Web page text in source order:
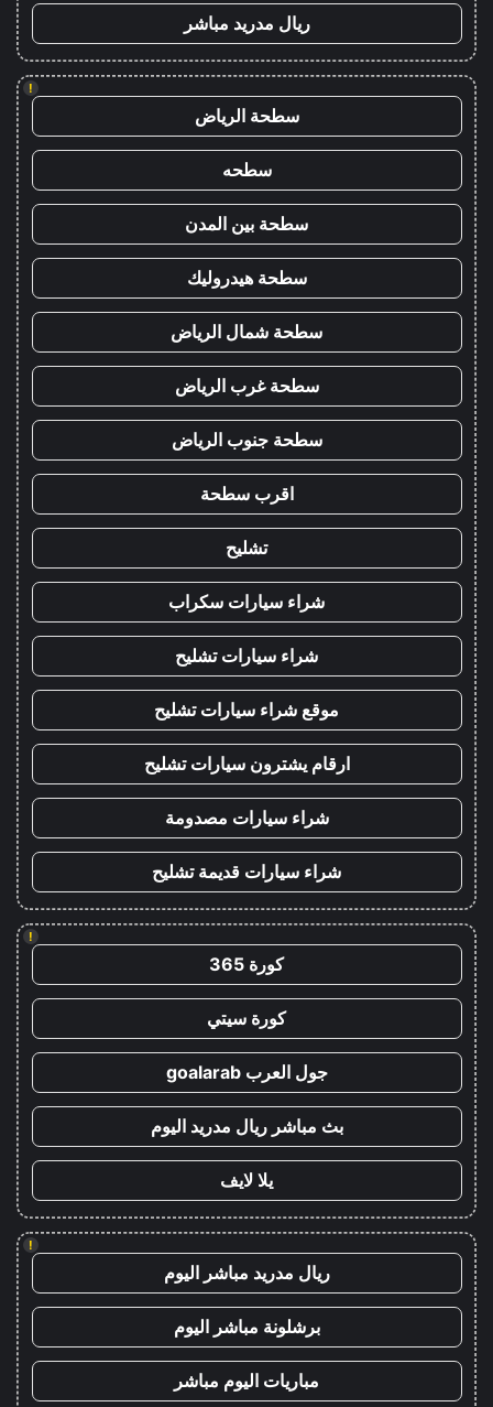
ريال مدريد مباشر
!
سطحة الرياض
سطحه
سطحة بين المدن
سطحة هيدروليك
سطحة شمال الرياض
سطحة غرب الرياض
سطحة جنوب الرياض
اقرب سطحة
تشليح
شراء سيارات سكراب
شراء سيارات تشليح
موقع شراء سيارات تشليح
ارقام يشترون سيارات تشليح
شراء سيارات مصدومة
شراء سيارات قديمة تشليح
!
كورة 365
كورة سيتي
جول العرب goalarab
بث مباشر ريال مدريد اليوم
يلا لايف
!
ريال مدريد مباشر اليوم
برشلونة مباشر اليوم
مباريات اليوم مباشر